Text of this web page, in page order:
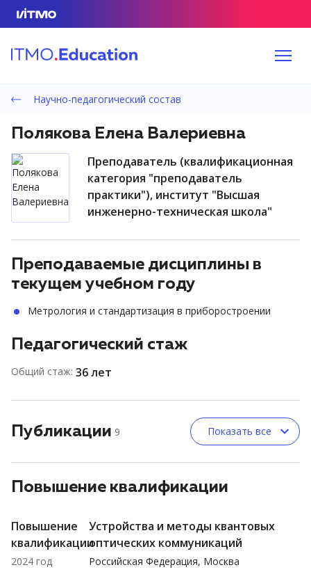
Научно-педагогический состав
Полякова Елена Валериевна
преподаватель (квалификационная
категория "преподаватель
практики"), институт "Высшая
инженерно-техническая школа"
Преподаваемые дисциплины в
текущем учебном году
Метрология и стандартизация в приборостроении
Педагогический стаж
Общий стаж: 36 лет
Публикации 9 Показать все
Повышение квалификации
Повышение
квалификации
2024 год
Устройства и методы квантовых
оптических коммуникаций
Российская Федерация, Москва